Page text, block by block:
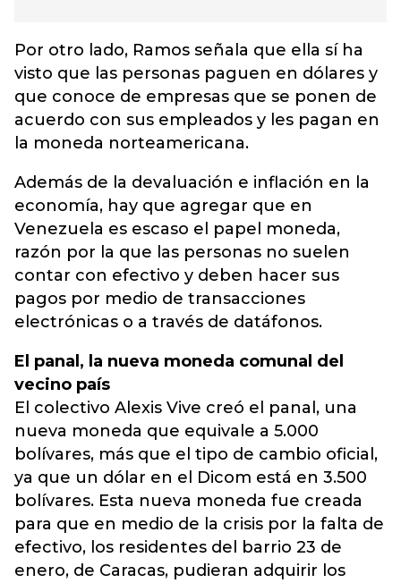
Por otro lado, Ramos señala que ella sí ha
visto que las personas paguen en dólares y
que conoce de empresas que se ponen de
acuerdo con sus empleados y les pagan en
la moneda norteamericana.
Además de la devaluación e inflación en la
economía, hay que agregar que en
Venezuela es escaso el papel moneda,
razón por la que las personas no suelen
contar con efectivo y deben hacer sus
pagos por medio de transacciones
electrónicas o a través de datáfonos.
El panal, la nueva moneda comunal del
vecino país
El colectivo Alexis Vive creó el panal, una
nueva moneda que equivale a 5.000
bolívares, más que el tipo de cambio oficial,
ya que un dólar en el Dicom está en 3.500
bolívares. Esta nueva moneda fue creada
para que en medio de la crisis por la falta de
efectivo, los residentes del barrio 23 de
enero, de Caracas, pudieran adquirir los